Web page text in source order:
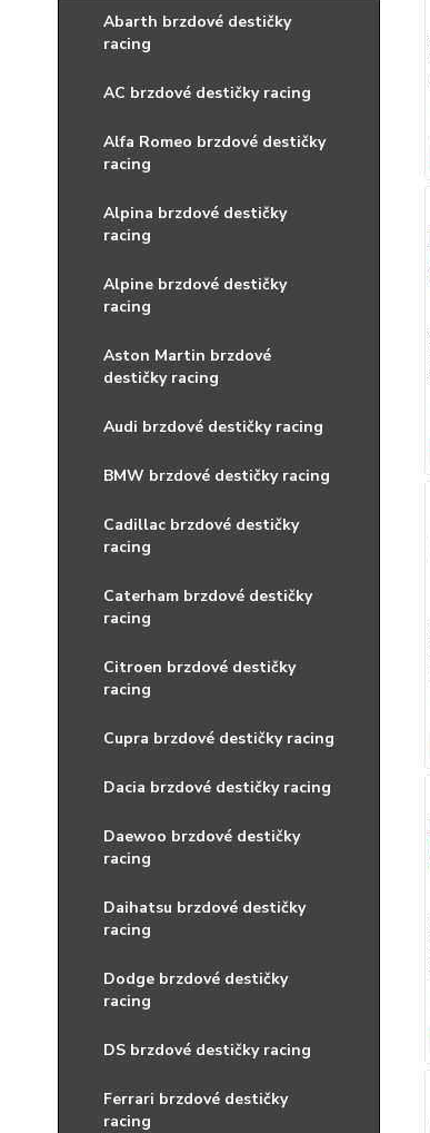
Abarth brzdové destičky
racing
AC brzdové destičky racing
Alfa Romeo brzdové destičky
racing
Alpina brzdové destičky
racing
Alpine brzdové destičky
racing
Aston Martin brzdové
destičky racing
Audi brzdové destičky racing
BMW brzdové destičky racing
Cadillac brzdové destičky
racing
Caterham brzdové destičky
racing
Citroen brzdové destičky
racing
Cupra brzdové destičky racing
Dacia brzdové destičky racing
Daewoo brzdové destičky
racing
Daihatsu brzdové destičky
racing
Dodge brzdové destičky
racing
DS brzdové destičky racing
Ferrari brzdové destičky
racing